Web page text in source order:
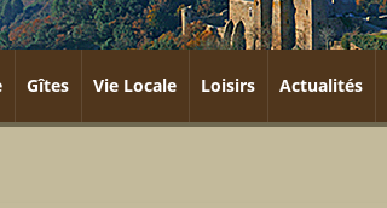
Gîtes Vie Locale Loisirs Actualités